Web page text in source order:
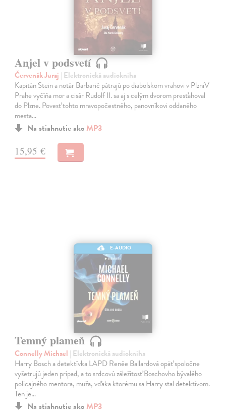
Anjel v podsvetí
Červenák Juraj | Elektronická audiokniha
Kapitán Stein a notár Barbarič pátrajú po diabolskom vrahovi v PlzniV
Prahe vyčíňa mor a cisár Rudolf II. sa aj s celým dvorom presťahoval
do Plzne. Povesť tohto mravopočestného, panovníkovi oddaného
mesta…
Na stiahnutie ako MP3
15,95 €
E-AUDIO
Temný plameň
Connelly Michael | Elektronická audiokniha
Harry Bosch a detektívka LAPD Renée Ballardová opäť spoločne
vyšetrujú jeden prípad, a to srdcovú záležitosť Boschovho bývalého
policajného mentora, muža, vďaka ktorému sa Harry stal detektívom.
Ten je…
Na stiahnutie ako MP3